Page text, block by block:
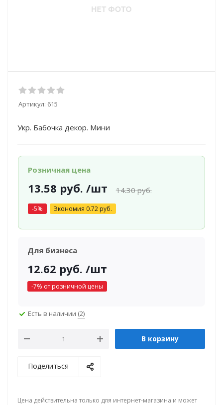
Артикул: 615
Укр. Бабочка декор. Мини
Розничная цена
13.58 руб. /шт 14.30руб.
-5% Экономия 0.72руб.
Для бизнеса
12.62 руб. /шт
-7% от розничной цены
Есть в наличии (2)
В корзину
Поделиться
Цена действительна только для интернет-магазина и может